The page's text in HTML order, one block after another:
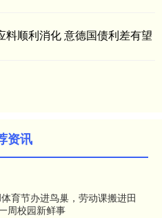
顺利消化 意德国债利差有望
资讯
育节办进鸟巢，劳动课搬进田
校园新鲜事